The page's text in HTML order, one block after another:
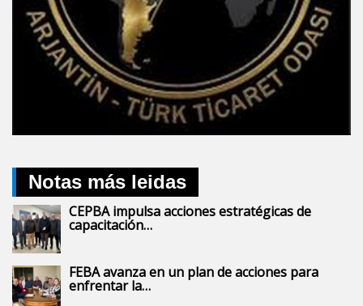
Notas más leidas
CEPBA impulsa acciones estratégicas de
capacitación…
FEBA avanza en un plan de acciones para
enfrentar la…